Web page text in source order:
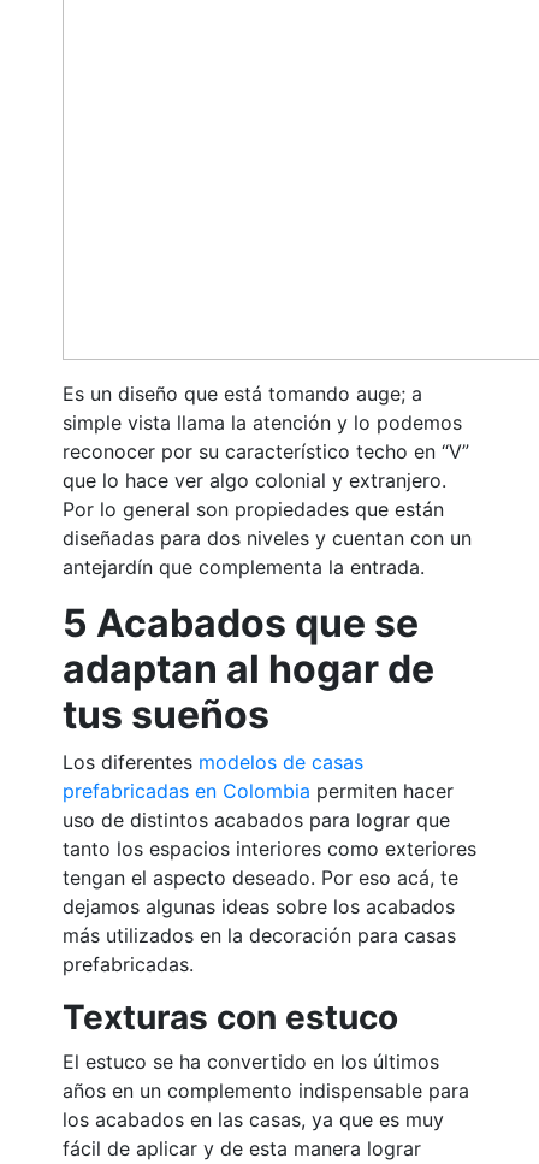
Es un diseño que está tomando auge; a
simple vista llama la atención y lo podemos
reconocer por su característico techo en “V”
que lo hace ver algo colonial y extranjero.
Por lo general son propiedades que están
diseñadas para dos niveles y cuentan con un
antejardín que complementa la entrada.
5 Acabados que se
adaptan al hogar de
tus sueños
Los diferentes modelos de casas
prefabricadas en Colombia permiten hacer
uso de distintos acabados para lograr que
tanto los espacios interiores como exteriores
tengan el aspecto deseado. Por eso acá, te
dejamos algunas ideas sobre los acabados
más utilizados en la decoración para casas
prefabricadas.
Texturas con estuco
El estuco se ha convertido en los últimos
años en un complemento indispensable para
los acabados en las casas, ya que es muy
fácil de aplicar y de esta manera lograr